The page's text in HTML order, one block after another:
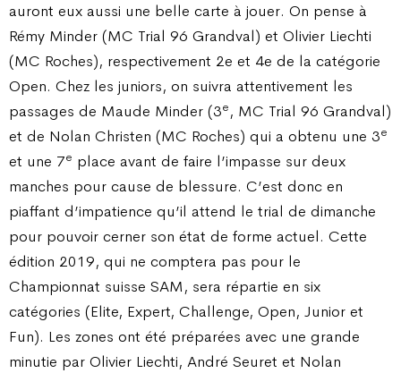
auront eux aussi une belle carte à jouer. On pense à
Rémy Minder (MC Trial 96 Grandval) et Olivier Liechti
(MC Roches), respectivement 2e et 4e de la catégorie
Open. Chez les juniors, on suivra attentivement les
passages de Maude Minder (3e, MC Trial 96 Grandval)
et de Nolan Christen (MC Roches) qui a obtenu une 3e
et une 7e place avant de faire l’impasse sur deux
manches pour cause de blessure. C’est donc en
piaffant d’impatience qu’il attend le trial de dimanche
pour pouvoir cerner son état de forme actuel. Cette
édition 2019, qui ne comptera pas pour le
Championnat suisse SAM, sera répartie en six
catégories (Elite, Expert, Challenge, Open, Junior et
Fun). Les zones ont été préparées avec une grande
minutie par Olivier Liechti, André Seuret et Nolan